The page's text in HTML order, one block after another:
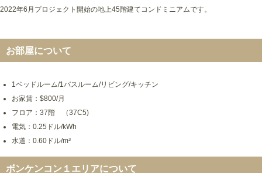
2022年6月プロジェクト開始の地上45階建てコンドミニアムです。
お部屋について
1ベッドルーム/1バスルーム/リビング/キッチン
お家賃：$800/月
フロア：37階 （37C5)
電気：0.25ドル/kWh
水道：0.60ドル/m³
ボンケンコン１エリアについて